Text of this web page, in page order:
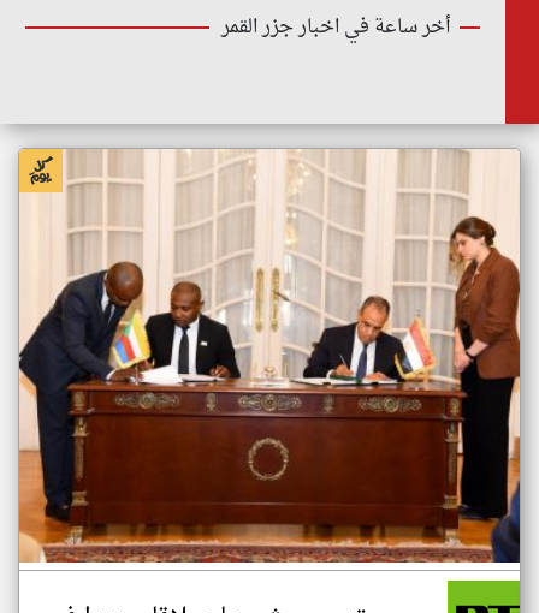
أخر ساعة في اخبار جزر القمر